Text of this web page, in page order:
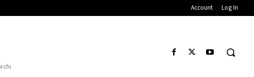
Account Log In